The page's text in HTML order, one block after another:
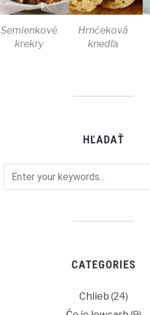
Semienkové
krekry
Hrnčeková
knedľa
HĽADAŤ
CATEGORIES
Chlieb (24)